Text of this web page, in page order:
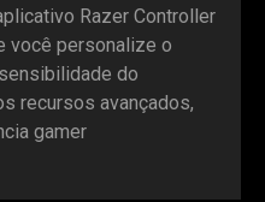
Razer Controller
você personalize o
do
recursos avançados,
gamer